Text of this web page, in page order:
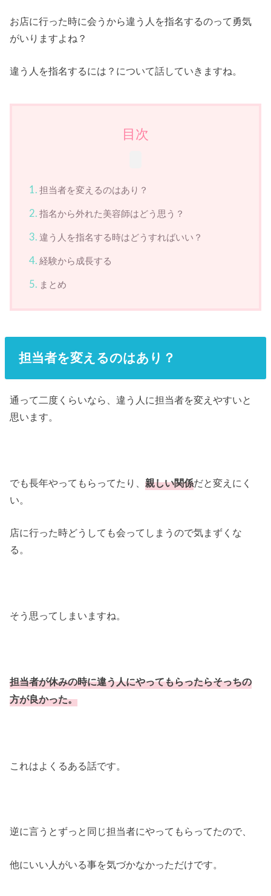
お店に行った時に会うから違う人を指名するのって勇気
がいりますよね？
違う人を指名するには？について話していきますね。
目次
担当者を変えるのはあり？
指名から外れた美容師はどう思う？
違う人を指名する時はどうすればいい？
経験から成長する
まとめ
担当者を変えるのはあり？
通って二度くらいなら、違う人に担当者を変えやすいと
思います。
でも長年やってもらってたり、親しい関係だと変えにく
い。
店に行った時どうしても会ってしまうので気まずくな
る。
そう思ってしまいますね。
担当者が休みの時に違う人にやってもらったらそっちの
方が良かった。
これはよくるある話です。
逆に言うとずっと同じ担当者にやってもらってたので、
他にいい人がいる事を気づかなかっただけです。